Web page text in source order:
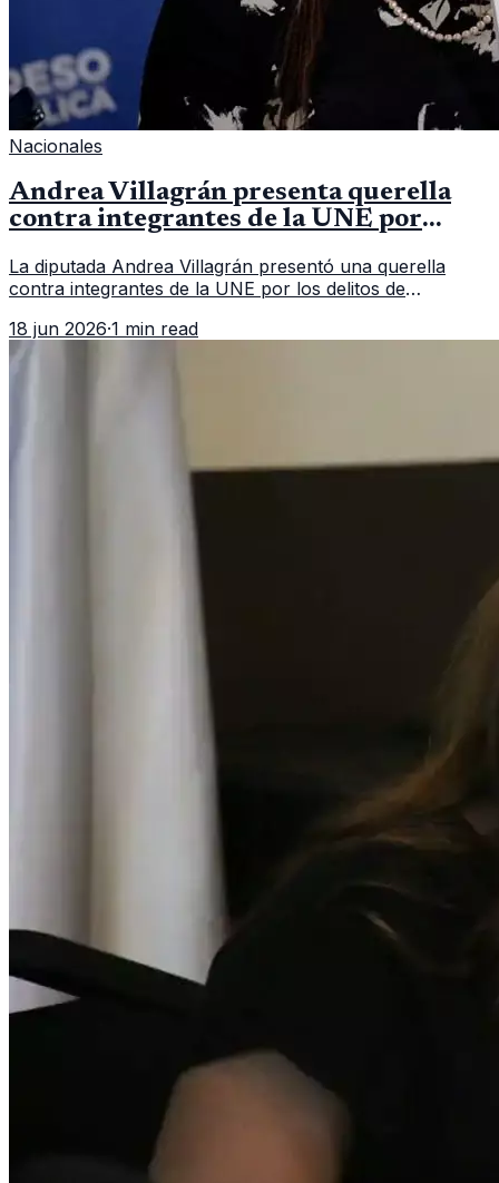
Nacionales
Andrea Villagrán presenta querella
contra integrantes de la UNE por
La diputada Andrea Villagrán presentó una querella
contra integrantes de la UNE por los delitos de
18 jun 2026·1 min read